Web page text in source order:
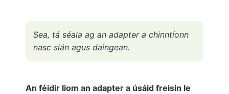
Sea, tá séala ag an adapter a chinntíonn
nasc slán agus daingean.
An féidir liom an adapter a úsáid freisin le